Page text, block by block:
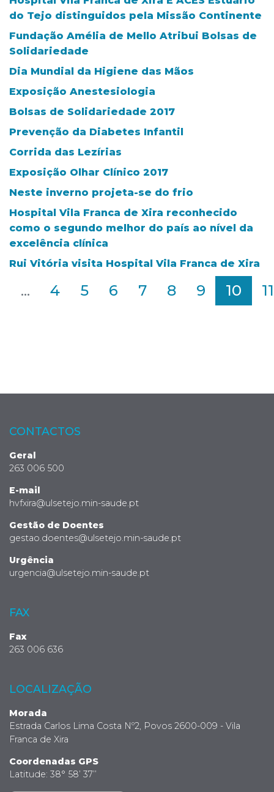
do Tejo distinguidos pela Missão Continente
Fundação Amélia de Mello Atribui Bolsas de
Solidariedade
Dia Mundial da Higiene das Mãos
Exposição Anestesiologia
Bolsas de Solidariedade 2017
Prevenção da Diabetes Infantil
Corrida das Lezírias
Exposição Olhar Clínico 2017
Neste inverno projeta-se do frio
Hospital Vila Franca de Xira reconhecido
como o segundo melhor do país ao nível da
excelência clínica
Rui Vitória visita Hospital Vila Franca de Xira
... 4 5 6 7 8 9 10 11
CONTACTOS
Geral
263 006 500
E-mail
hvfxira@ulsetejo.min-saude.pt
Gestão de Doentes
gestao.doentes@ulsetejo.min-saude.pt
Urgência
urgencia@ulsetejo.min-saude.pt
FAX
Fax
263 006 636
LOCALIZAÇÃO
Morada
Estrada Carlos Lima Costa Nº2, Povos 2600-009 - Vila
Franca de Xira
Coordenadas GPS
Latitude: 38° 58’ 37’’